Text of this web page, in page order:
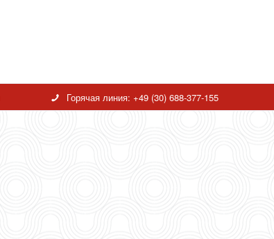
Горячая линия: +49 (30) 688-377-155